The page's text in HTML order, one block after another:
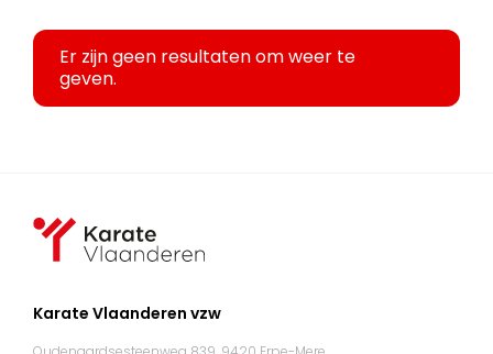
Er zijn geen resultaten om weer te
geven.
Karate Vlaanderen vzw